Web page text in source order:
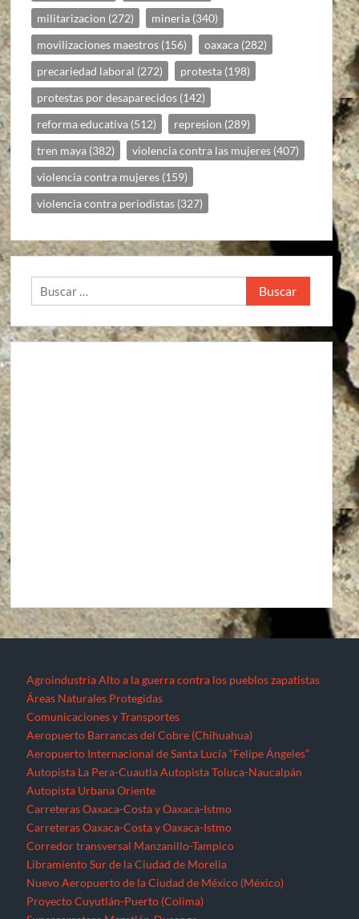
militarizacion (272) mineria (340)
movilizaciones maestros (156) oaxaca (282)
precariedad laboral (272) protesta (198)
protestas por desaparecidos (142)
reforma educativa (512) represion (289)
tren maya (382) violencia contra las mujeres (407)
violencia contra mujeres (159)
violencia contra periodistas (327)
Buscar:
Agroindustria Alto a la guerra contra los pueblos zapatistas
Áreas Naturales Protegidas
Comunicaciones y Transportes
Aeropuerto Barrancas del Cobre (Chihuahua)
Aeropuerto Internacional de Santa Lucía “Felipe Ángeles”
Autopista La Pera-Cuautla Autopista Toluca-Naucalpán
Autopista Urbana Oriente
Carreteras Oaxaca-Costa y Oaxaca-Istmo
Carreteras Oaxaca-Costa y Oaxaca-Istmo
Corredor transversal Manzanillo-Tampico
Libramiento Sur de la Ciudad de Morelia
Nuevo Aeropuerto de la Ciudad de México (México)
Proyecto Cuyutlán-Puerto (Colima)